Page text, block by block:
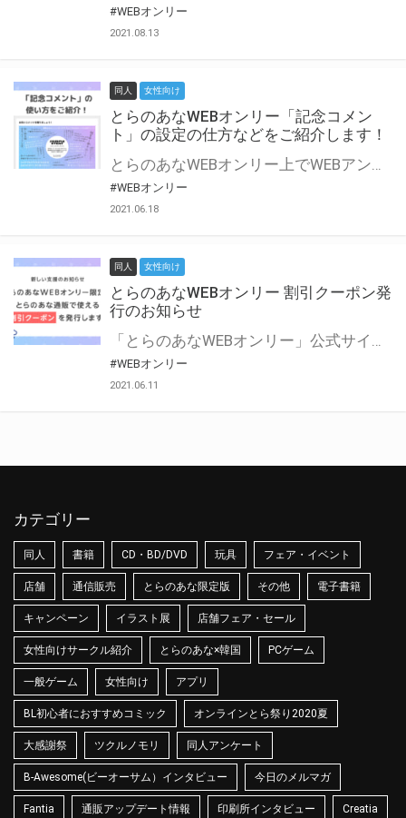
#WEBオンリー
2021.08.13
同人 女性向け
とらのあなWEBオンリー「記念コメン
ト」の設定の仕方などをご紹介します！
とらのあなWEBオンリー上でWEBアンソロジーが作成できる「記念コメント」について、その使い方や作成手順を解説します！ 支援タイプを「サークル参加型」「サークル参加型・マルシェ(イベント会場)機能付き」でお申し込みいただいている主催者様はぜひご活用ください♪ とらのあなWEBオンリーサイトはこちら
#WEBオンリー
2021.06.18
同人 女性向け
とらのあなWEBオンリー 割引クーポン発
行のお知らせ
「とらのあなWEBオンリー」公式サイトでとらのあな通販の「割引クーポン」を配布中！ イベントごとに開催当日限定で使える割引クーポンのシリアルコードを発行します。 とらのあなWEBオンリーのページをチェックして、イベント当日にお得にお買い物を楽しみましょう♪ ※本キャンペーンは予告なく終了する場合がございます。 とらのあなWEBオンリーサイトはこちら
#WEBオンリー
2021.06.11
カテゴリー
同人 書籍 CD・BD/DVD 玩具 フェア・イベント
店舗 通信販売 とらのあな限定版 その他 電子書籍
キャンペーン イラスト展 店舗フェア・セール
女性向けサークル紹介 とらのあな×韓国 PCゲーム
一般ゲーム 女性向け アプリ
BL初心者におすすめコミック オンラインとら祭り2020夏
大感謝祭 ツクルノモリ 同人アンケート
B-Awesome(ビーオーサム）インタビュー 今日のメルマガ
Fantia 通販アップデート情報 印刷所インタビュー Creatia